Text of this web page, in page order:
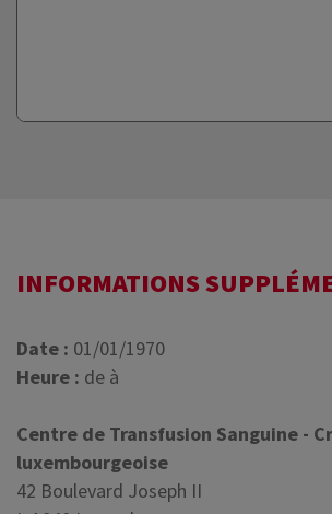
INFORMATIONS
Date : 01/01/1970
Heure : de à
Centre de Transfusion Sanguine -
luxembourgeoise
42 Boulevard Joseph II